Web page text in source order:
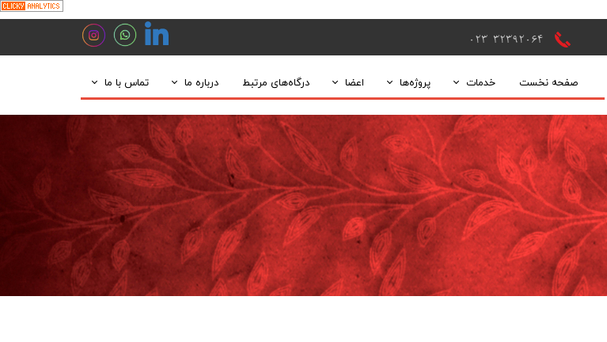
۰۲3-32392064
صفحه نخست خدمات
زمین‌شناسی و اکتشاف
طراحی معدن
نظارت بر فعالیت های معدنی
فراوری مواد معدنی
مطالعات فنی و اقتصادی
پروژه‌ها
پروژه‌های صنعتی و معدنی خاتمه یافته
طرح‌های اکتشافی و بهره‌برداری
پروژه‌های در دست انجام
اعضا
هیات مدیره
مدیران
درگاه‌های مرتبط درباره ما
درباره ما
چارت سازمانی
گالری
تماس با ما
ارتباط با مدیر عامل
ارتباط با مدیر پروژه‌های معدنی
درخواست همکاری